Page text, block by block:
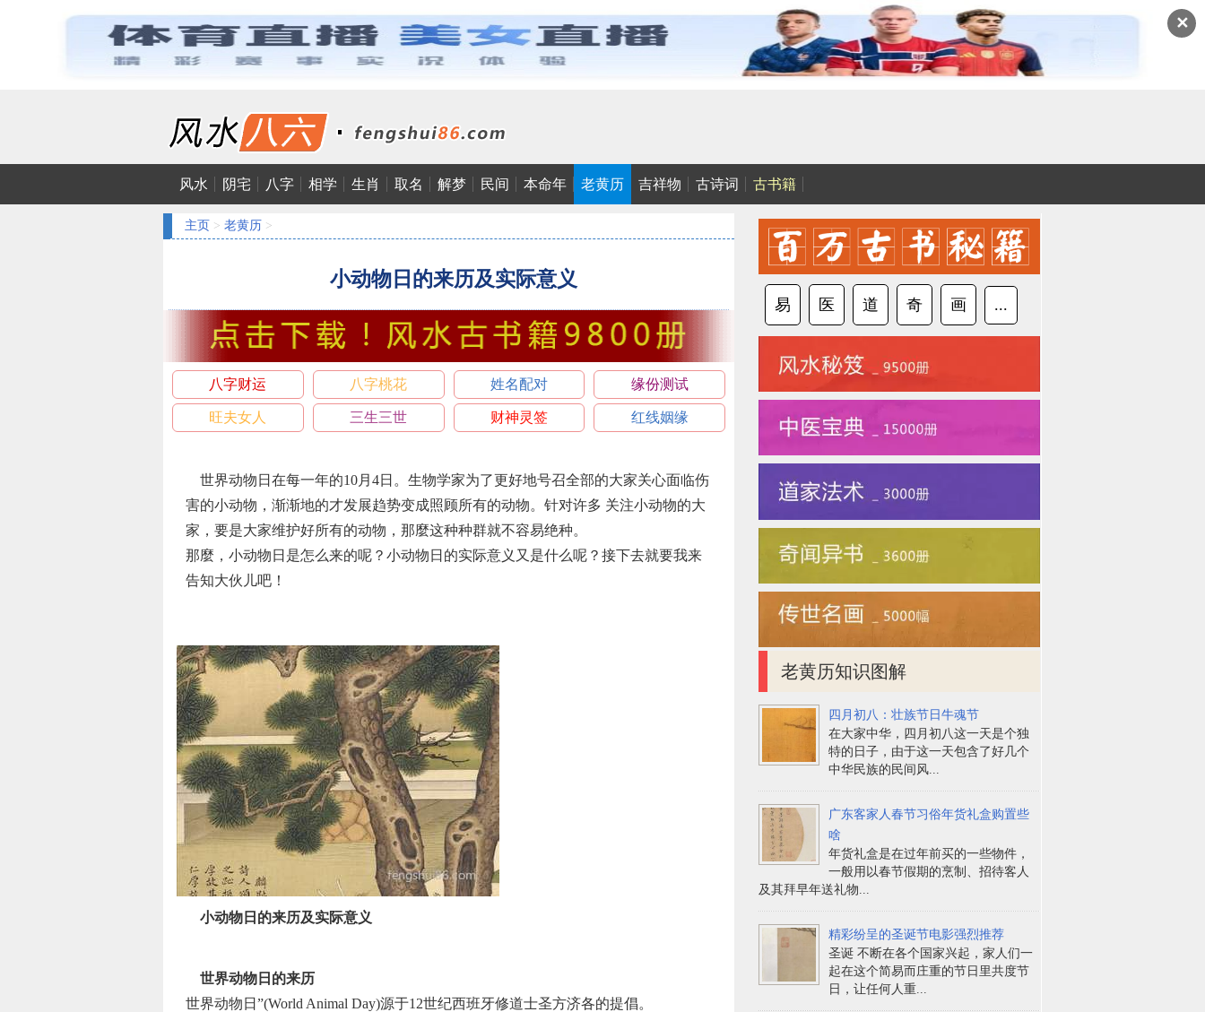
✕
风水 阴宅 八字 相学 生肖 取名 解梦 民间 本命年 老黄历 吉祥物 古诗词 古书籍
主页 > 老黄历 >
小动物日的来历及实际意义
八字财运 八字桃花 姓名配对 缘份测试
旺夫女人 三生三世 财神灵签 红线姻缘
世界动物日在每一年的10月4日。生物学家为了更好地号召全部的大家关心面临伤
害的小动物，渐渐地的才发展趋势变成照顾所有的动物。针对许多 关注小动物的大
家，要是大家维护好所有的动物，那麼这种种群就不容易绝种。
那麼，小动物日是怎么来的呢？小动物日的实际意义又是什么呢？接下去就要我来
告知大伙儿吧！
小动物日的来历及实际意义
世界动物日的来历
世界动物日”(World Animal Day)源于12世纪西班牙修道士圣方济各的提倡。
易 医 道 奇 画 ...
老黄历知识图解
四月初八：壮族节日牛魂节
在大家中华，四月初八这一天是个独
特的日子，由于这一天包含了好几个
中华民族的民间风...
广东客家人春节习俗年货礼盒购置些
啥
年货礼盒是在过年前买的一些物件，
一般用以春节假期的烹制、招待客人
及其拜早年送礼物...
精彩纷呈的圣诞节电影强烈推荐
圣诞 不断在各个国家兴起，家人们一
起在这个简易而庄重的节日里共度节
日，让任何人重...